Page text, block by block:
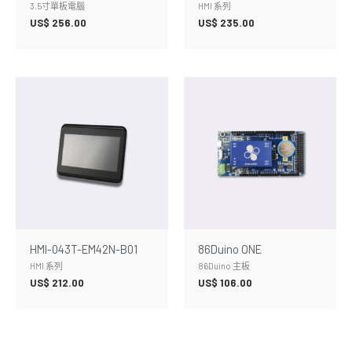
3.5寸單板電腦
US$ 256.00
HMI 系列
US$ 235.00
HMI-043T-EM42N-B01
HMI 系列
US$ 212.00
86Duino ONE
86Duino 主板
US$ 106.00